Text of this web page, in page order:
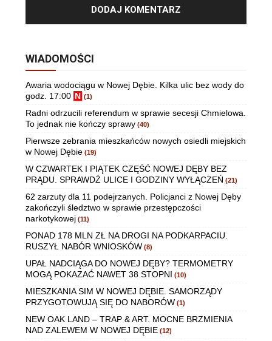
WIADOMOŚCI
Awaria wodociągu w Nowej Dębie. Kilka ulic bez wody do
godz. 17:00 N (1)
Radni odrzucili referendum w sprawie secesji Chmielowa.
To jednak nie kończy sprawy (40)
Pierwsze zebrania mieszkańców nowych osiedli miejskich
w Nowej Dębie (19)
W CZWARTEK I PIĄTEK CZĘŚĆ NOWEJ DĘBY BEZ
PRĄDU. SPRAWDŹ ULICE I GODZINY WYŁĄCZEŃ (21)
62 zarzuty dla 11 podejrzanych. Policjanci z Nowej Dęby
zakończyli śledztwo w sprawie przestępczości
narkotykowej (11)
PONAD 178 MLN ZŁ NA DROGI NA PODKARPACIU.
RUSZYŁ NABÓR WNIOSKÓW (8)
UPAŁ NADCIĄGA DO NOWEJ DĘBY? TERMOMETRY
MOGĄ POKAZAĆ NAWET 38 STOPNI (10)
MIESZKANIA SIM W NOWEJ DĘBIE. SAMORZĄDY
PRZYGOTOWUJĄ SIĘ DO NABORÓW (1)
NEW OAK LAND – TRAP & ART. MOCNE BRZMIENIA
NAD ZALEWEM W NOWEJ DĘBIE (12)